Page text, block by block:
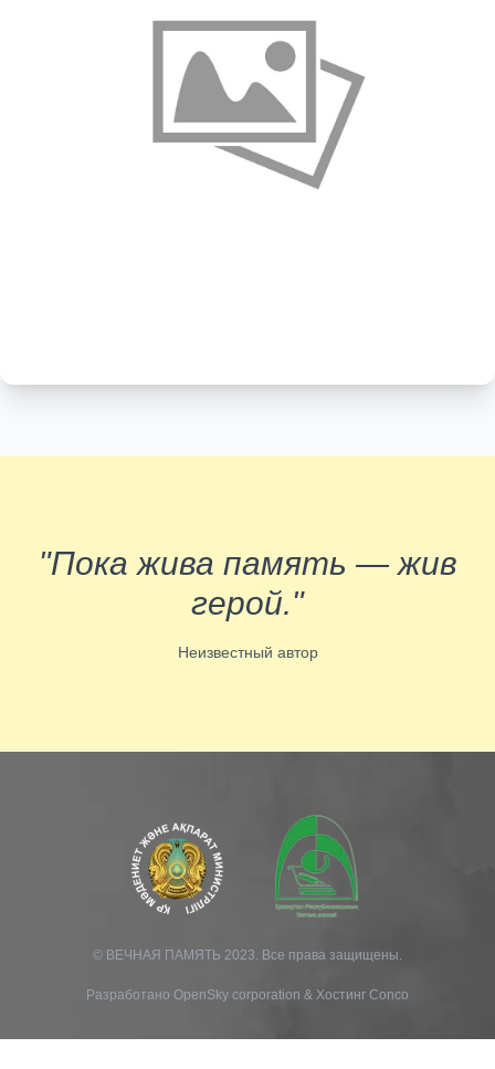
"Пока жива память — жив
герой."
Неизвестный автор
© ВЕЧНАЯ ПАМЯТЬ 2023. Все права защищены.
Разработано OpenSky corporation & Хостинг Conco